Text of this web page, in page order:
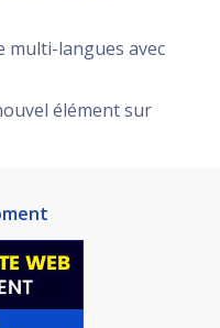
multi-langues avec
élément sur